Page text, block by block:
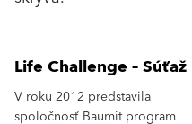
Life Challenge – Súťaž
V roku 2012 predstavila
spoločnosť Baumit program